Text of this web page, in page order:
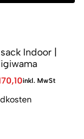
Indoor |
inkl. MwSt